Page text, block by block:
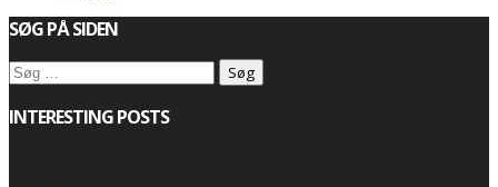
SØG PÅ SIDEN
Søg
efter:
INTERESTING POSTS